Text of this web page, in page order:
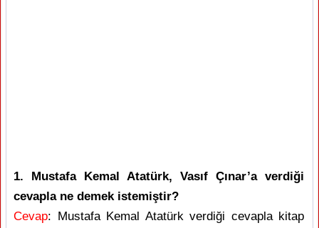
1. Mustafa Kemal Atatürk, Vasıf Çınar’a verdiği
cevapla ne demek istemiştir?
Cevap: Mustafa Kemal Atatürk verdiği cevapla kitap